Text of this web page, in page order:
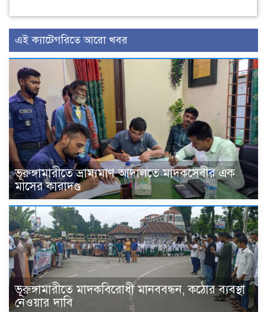
এই ক্যাটেগরিতে আরো খবর
ভূরুঙ্গামারীতে ভ্রাম্যমাণ আদালতে মাদকসেবীর এক
মাসের কারাদণ্ড
ভূরুঙ্গামারীতে মাদকবিরোধী মানববন্ধন, কঠোর ব্যবস্থা
নেওয়ার দাবি